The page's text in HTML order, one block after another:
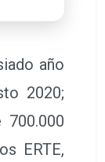
año
2020;
ERTE,